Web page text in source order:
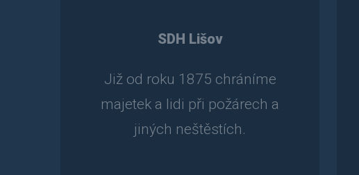
SDH Lišov
Již od roku 1875 chráníme
majetek a lidi při požárech a
jiných neštěstích.